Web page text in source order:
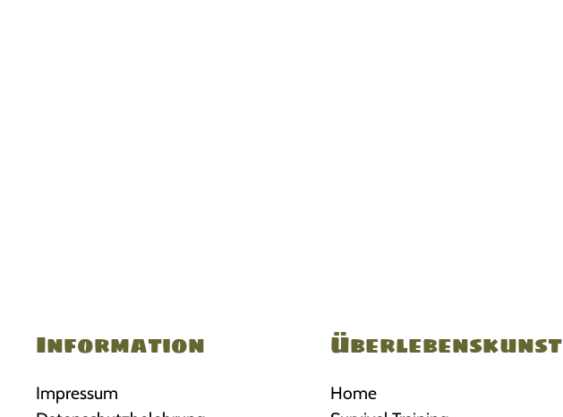
Information
Impressum
Überlebenskunst
Home